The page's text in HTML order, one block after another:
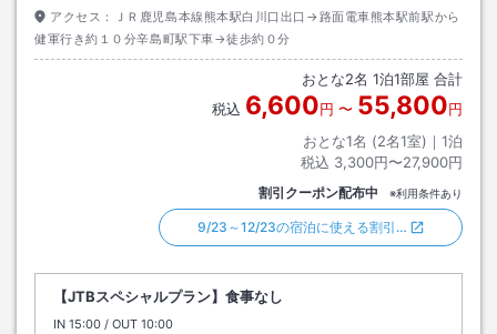
アクセス：
ＪＲ鹿児島本線熊本駅白川口出口→路面電車熊本駅前駅から
健軍行き約１０分辛島町駅下車→徒歩約０分
おとな2名 1泊1部屋 合計
税込 6,600円 〜 55,800円
おとな1名 (2名1室)｜ 1泊
税込 3,300円〜27,900円
割引クーポン配布中 ※利用条件あり
9/23～12/23の宿泊に使える割引…
【JTBスペシャルプラン】食事なし
IN チェックイン
15:00 / OUT チェックアウト
10:00